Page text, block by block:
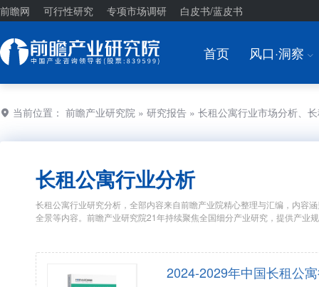
前瞻网 可行性研究 专项市场调研 白皮书/蓝皮书
首页 风口·洞察 I
当前位置： 前瞻产业研究院 » 研究报告 » 长租公寓行业市场分析、
长租公寓行业分析
长租公寓行业研究分析，全部内容来自前瞻产业院精心整理与汇编，内容
全景等内容。前瞻产业研究院21年持续聚焦全国细分产业研究，提供产业
2024-2029年中国长租公